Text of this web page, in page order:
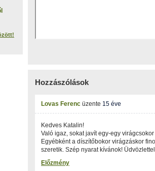
Hozzászólások
Lovas Ferenc üzente 15 éve
Kedves Katalin!
Való igaz, sokat javít egy-egy
Egyébként a díszítőbokor virágzáskor
szeretik. Szép nyarat kívánok!
Előzmény